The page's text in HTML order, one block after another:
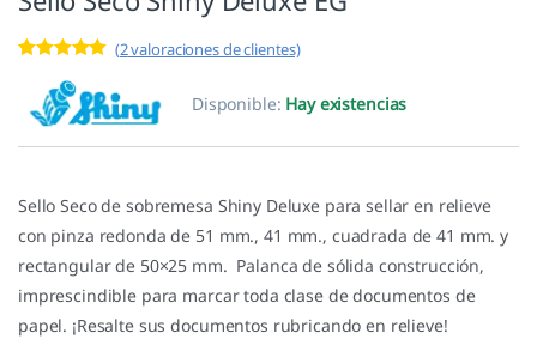
de 5 en
base a
valoracione
(2valoraciones de clientes)
Disponible: Hay existencias
Sello Seco de sobremesa Shiny Deluxe para sellar en relieve
con pinza redonda de 51 mm., 41 mm., cuadrada de 41 mm. y
rectangular de 50×25 mm. Palanca de sólida construcción,
imprescindible para marcar toda clase de documentos de
papel. ¡Resalte sus documentos rubricando en relieve!